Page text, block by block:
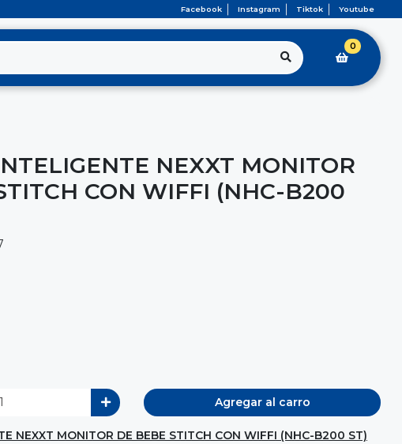
Facebook Instagram Tiktok Youtube
0
NEXXT MONITOR
CON WIFFI (NHC-B200
Agregar al carro
NEXXT MONITOR DE BEBE STITCH CON WIFFI (NHC-B200 ST)